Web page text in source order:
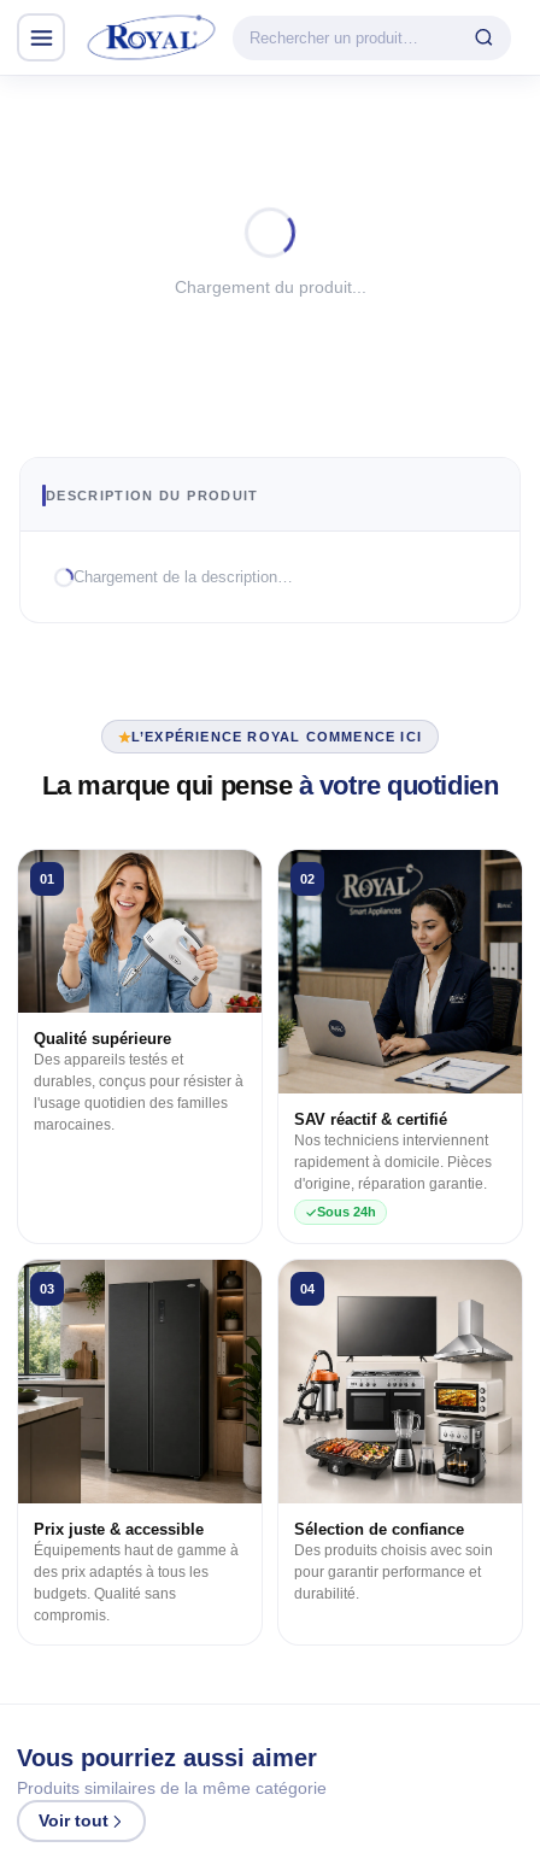
CHAUFFAGE
VENTILATION
3 en 1
Industrielle
Chargement du produit...
DESCRIPTION DU PRODUIT
Chargement de la description…
L’EXPÉRIENCE ROYAL COMMENCE ICI
La marque qui pense à votre quotidien
01
Qualité supérieure
Des appareils testés et
durables, conçus pour résister à
l'usage quotidien des familles
marocaines.
02
SAV réactif & certifié
Nos techniciens interviennent
rapidement à domicile. Pièces
d'origine, réparation garantie.
Sous 24h
03
Prix juste & accessible
Équipements haut de gamme à
des prix adaptés à tous les
budgets. Qualité sans
compromis.
04
Sélection de confiance
Des produits choisis avec soin
pour garantir performance et
durabilité.
Vous pourriez aussi aimer
Produits similaires de la même catégorie
Voir tout